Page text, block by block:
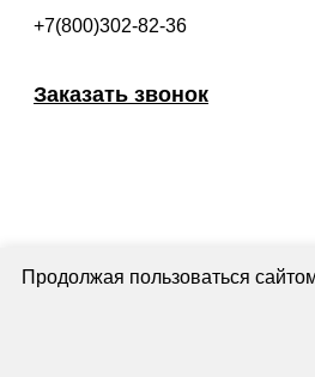
+7(800)302-82-36
Заказать звонок
Продолжая пользоваться